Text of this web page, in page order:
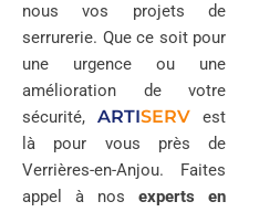
nous vos projets de
serrurerie. Que ce soit pour
une urgence ou une
amélioration de votre
sécurité, ARTISERV est
là pour vous près de
Verrières-en-Anjou. Faites
appel à nos experts en